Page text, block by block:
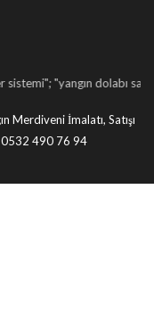
dolabı satışı"; "yangın
Merdiveni İmalatı, Satışı
0532 490 76 94